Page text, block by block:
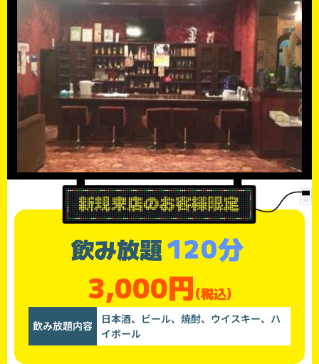
飲み放題120分
3,000円(税込)
飲み放題内容
日本酒、ビール、焼酎、ウイスキー、ハ
イボール